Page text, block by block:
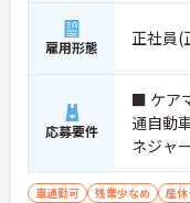
雇用形態 正社員(
応募要件
■ ケア
通自動車
ネジャ
車通勤可 残業少なめ 産